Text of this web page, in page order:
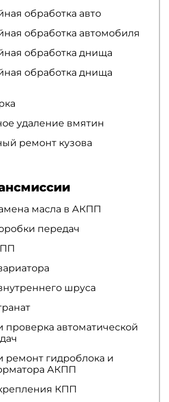
обработка авто
обработка автомобиля
обработка днища
обработка днища
удаление вмятин
ремонт кузова
масла в АКПП
передач
шруса
проверка автоматической
ремонт гидроблока и
АКПП
КПП